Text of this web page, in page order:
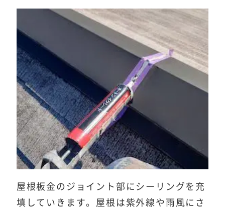
屋根板金のジョイント部にシーリングを充
填していきます。屋根は紫外線や雨風にさ